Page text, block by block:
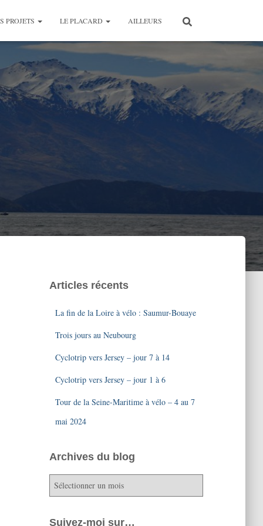
PROJETS LE PLACARD AILLEURS
Articles récents
La fin de la Loire à vélo : Saumur-Bouaye
Trois jours au Neubourg
Cyclotrip vers Jersey – jour 7 à 14
Cyclotrip vers Jersey – jour 1 à 6
Tour de la Seine-Maritime à vélo – 4 au 7
mai 2024
Archives du blog
r
h
Suivez-moi sur…